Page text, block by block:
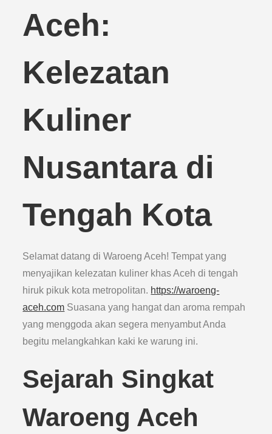
Aceh:
Kelezatan
Kuliner
Nusantara di
Tengah Kota
Selamat datang di Waroeng Aceh! Tempat yang
menyajikan kelezatan kuliner khas Aceh di tengah
hiruk pikuk kota metropolitan. https://waroeng-
aceh.com Suasana yang hangat dan aroma rempah
yang menggoda akan segera menyambut Anda
begitu melangkahkan kaki ke warung ini.
Sejarah Singkat
Waroeng Aceh